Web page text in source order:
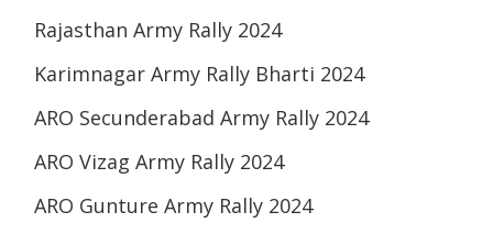
Rajasthan Army Rally 2024
Karimnagar Army Rally Bharti 2024
ARO Secunderabad Army Rally 2024
ARO Vizag Army Rally 2024
ARO Gunture Army Rally 2024